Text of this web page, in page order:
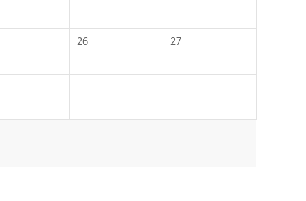
26 27